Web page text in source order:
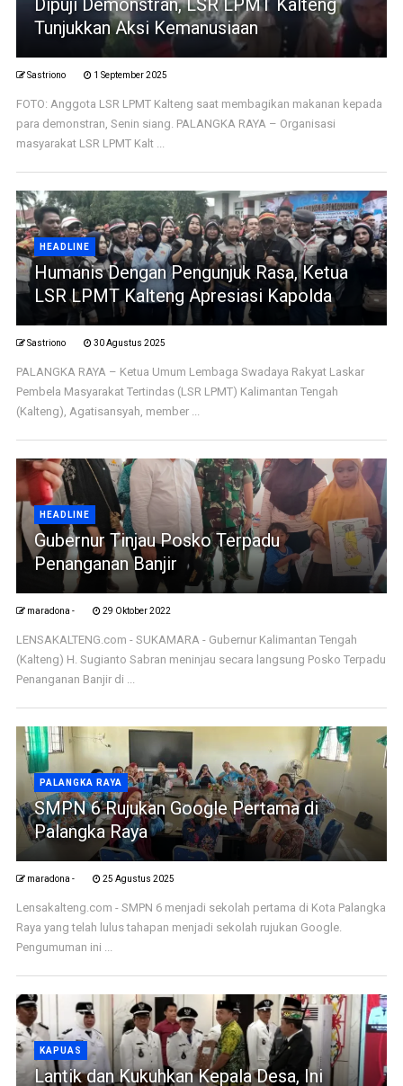
Dipuji Demonstran, LSR LPMT Kalteng
Tunjukkan Aksi Kemanusiaan
Sastriono 1 September 2025
FOTO: Anggota LSR LPMT Kalteng saat membagikan makanan kepada
para demonstran, Senin siang. PALANGKA RAYA – Organisasi
masyarakat LSR LPMT Kalt ...
HEADLINE
Humanis Dengan Pengunjuk Rasa, Ketua
LSR LPMT Kalteng Apresiasi Kapolda
Sastriono 30 Agustus 2025
PALANGKA RAYA – Ketua Umum Lembaga Swadaya Rakyat Laskar
Pembela Masyarakat Tertindas (LSR LPMT) Kalimantan Tengah
(Kalteng), Agatisansyah, member ...
HEADLINE
Gubernur Tinjau Posko Terpadu
Penanganan Banjir
maradona - 29 Oktober 2022
LENSAKALTENG.com - SUKAMARA - Gubernur Kalimantan Tengah
(Kalteng) H. Sugianto Sabran meninjau secara langsung Posko Terpadu
Penanganan Banjir di ...
PALANGKA RAYA
SMPN 6 Rujukan Google Pertama di
Palangka Raya
maradona - 25 Agustus 2025
Lensakalteng.com - SMPN 6 menjadi sekolah pertama di Kota Palangka
Raya yang telah lulus tahapan menjadi sekolah rujukan Google.
Pengumuman ini ...
KAPUAS
Lantik dan Kukuhkan Kepala Desa, Ini